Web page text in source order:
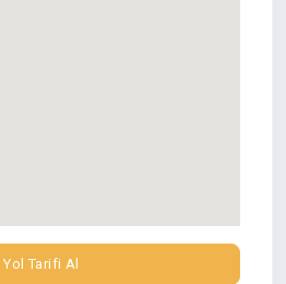
Yol Tarifi Al